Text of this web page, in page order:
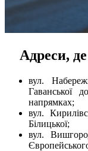
Адреси,
вул.
Гаванської
напрямках;
вул.
Білицької;
вул.